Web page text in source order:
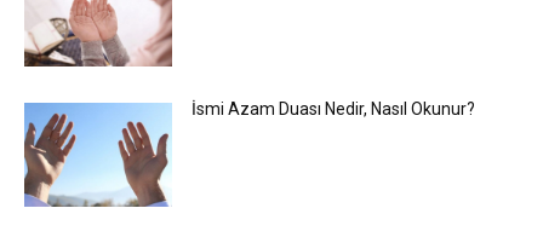
İsmi Azam Duası Nedir, Nasıl Okunur?